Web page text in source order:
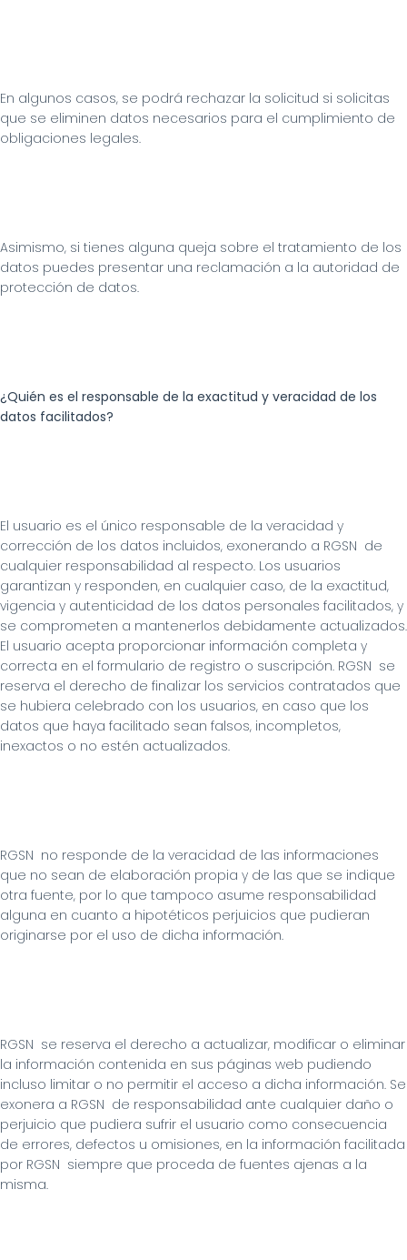
En algunos casos, se podrá rechazar la solicitud si solicitas
que se eliminen datos necesarios para el cumplimiento de
obligaciones legales.
Asimismo, si tienes alguna queja sobre el tratamiento de los
datos puedes presentar una reclamación a la autoridad de
protección de datos.
¿Quién es el responsable de la exactitud y veracidad de los
datos facilitados?
El usuario es el único responsable de la veracidad y
corrección de los datos incluidos, exonerando a RGSN  de
cualquier responsabilidad al respecto. Los usuarios
garantizan y responden, en cualquier caso, de la exactitud,
vigencia y autenticidad de los datos personales facilitados, y
se comprometen a mantenerlos debidamente actualizados.
El usuario acepta proporcionar información completa y
correcta en el formulario de registro o suscripción. RGSN  se
reserva el derecho de finalizar los servicios contratados que
se hubiera celebrado con los usuarios, en caso que los
datos que haya facilitado sean falsos, incompletos,
inexactos o no estén actualizados.
RGSN  no responde de la veracidad de las informaciones
que no sean de elaboración propia y de las que se indique
otra fuente, por lo que tampoco asume responsabilidad
alguna en cuanto a hipotéticos perjuicios que pudieran
originarse por el uso de dicha información.
RGSN  se reserva el derecho a actualizar, modificar o eliminar
la información contenida en sus páginas web pudiendo
incluso limitar o no permitir el acceso a dicha información. Se
exonera a RGSN  de responsabilidad ante cualquier daño o
perjuicio que pudiera sufrir el usuario como consecuencia
de errores, defectos u omisiones, en la información facilitada
por RGSN  siempre que proceda de fuentes ajenas a la
misma.